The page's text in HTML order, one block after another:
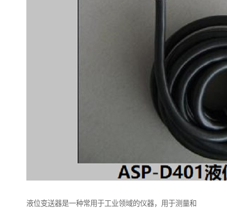
液位变送器是一种常用于工业领域的仪器，用于测量和